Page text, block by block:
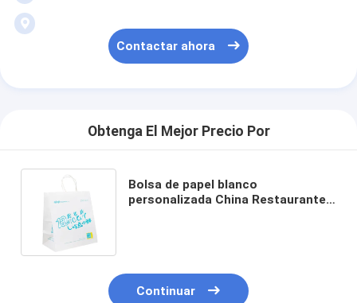
Contactar ahora
Obtenga El Mejor Precio Por
Bolsa de papel blanco
personalizada China Restaurante
Continuar